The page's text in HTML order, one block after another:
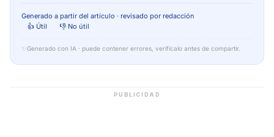
Generado a partir del artículo · revisado por redacción
👍 Útil
👎 No útil
✨ Generado con IA · puede contener errores, verifícalo antes de compartir.
PUBLICIDAD